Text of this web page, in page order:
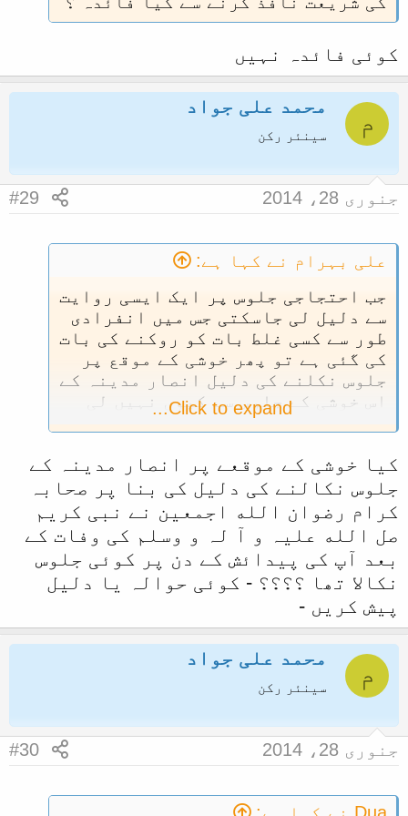
کوئی فائدہ نہیں
م
محمد علی جواد
سینئر رکن
جنوری 28، 2014 #29
علی بہرام نے کہا ہے:
جب احتجاجی جلوس پر ایک ایسی روایت
سے دلیل لی جاسکتی جس میں انفرادی
طور سے کسی غلط بات کو روکنے کی بات
کی گئی ہے تو پھر خوشی کے موقع پر
جلوس نکلنے کی دلیل انصار مدینہ کے
اس خوشی کے جلوس سے کیوں نہیں لی
جاسکتی جو انھوں نے رسول اللہﷺ کے
مدینہ منورہ تشریف لانے پر آپ ﷺ کے
استقبال کے لئے نکالا تھا ؟
Click to expand...
کیا خوشی کے موقعے پر انصار مدینہ کے
جلوس نکالنے کی دلیل کی بنا پر صحابہ
کرام رضوان الله اجمعین نے نبی کریم
صل الله علیہ و آ لہ و وسلم کی وفات کے
بعد آپ کی پیدائش کے دن پر کوئی جلوس
نکالا تھا ؟؟؟؟ - کوئی حوالہ یا دلیل
پیش کریں -
م
محمد علی جواد
سینئر رکن
جنوری 28، 2014 #30